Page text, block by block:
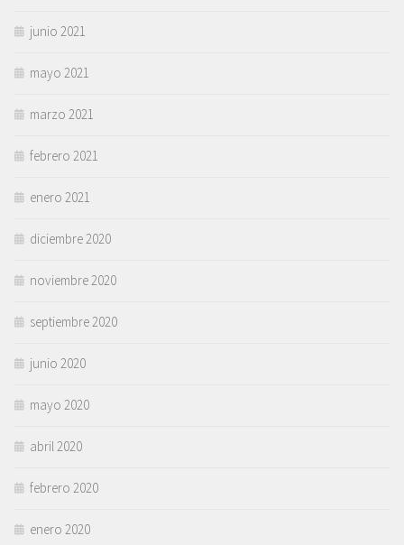
junio 2021
mayo 2021
marzo 2021
febrero 2021
enero 2021
diciembre 2020
noviembre 2020
septiembre 2020
junio 2020
mayo 2020
abril 2020
febrero 2020
enero 2020